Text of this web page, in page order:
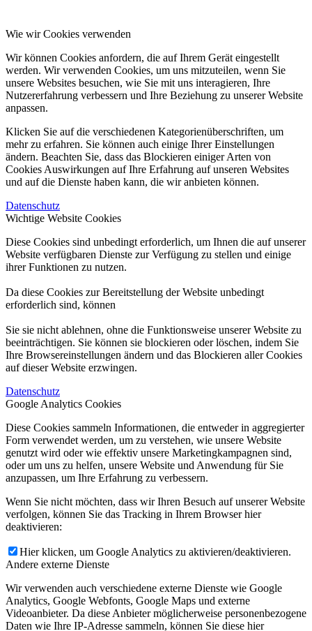
Wie wir Cookies verwenden
Wir können Cookies anfordern, die auf Ihrem Gerät eingestellt
werden. Wir verwenden Cookies, um uns mitzuteilen, wenn Sie
unsere Websites besuchen, wie Sie mit uns interagieren, Ihre
Nutzererfahrung verbessern und Ihre Beziehung zu unserer Website
anpassen.
Klicken Sie auf die verschiedenen Kategorienüberschriften, um
mehr zu erfahren. Sie können auch einige Ihrer Einstellungen
ändern. Beachten Sie, dass das Blockieren einiger Arten von
Cookies Auswirkungen auf Ihre Erfahrung auf unseren Websites
und auf die Dienste haben kann, die wir anbieten können.
Datenschutz
Wichtige Website Cookies
Diese Cookies sind unbedingt erforderlich, um Ihnen die auf unserer
Website verfügbaren Dienste zur Verfügung zu stellen und einige
ihrer Funktionen zu nutzen.
Da diese Cookies zur Bereitstellung der Website unbedingt
erforderlich sind, können
Sie sie nicht ablehnen, ohne die Funktionsweise unserer Website zu
beeinträchtigen. Sie können sie blockieren oder löschen, indem Sie
Ihre Browsereinstellungen ändern und das Blockieren aller Cookies
auf dieser Website erzwingen.
Datenschutz
Google Analytics Cookies
Diese Cookies sammeln Informationen, die entweder in aggregierter
Form verwendet werden, um zu verstehen, wie unsere Website
genutzt wird oder wie effektiv unsere Marketingkampagnen sind,
oder um uns zu helfen, unsere Website und Anwendung für Sie
anzupassen, um Ihre Erfahrung zu verbessern.
Wenn Sie nicht möchten, dass wir Ihren Besuch auf unserer Website
verfolgen, können Sie das Tracking in Ihrem Browser hier
deaktivieren:
Hier klicken, um Google Analytics zu aktivieren/deaktivieren.
Andere externe Dienste
Wir verwenden auch verschiedene externe Dienste wie Google
Analytics, Google Webfonts, Google Maps und externe
Videoanbieter. Da diese Anbieter möglicherweise personenbezogene
Daten wie Ihre IP-Adresse sammeln, können Sie diese hier